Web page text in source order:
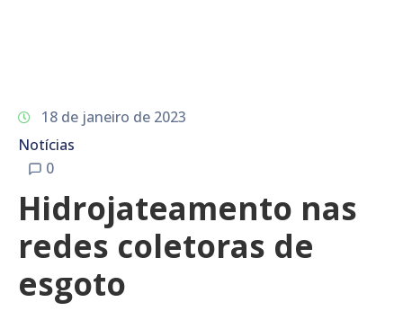
18 de janeiro de 2023
Notícias
0
Hidrojateamento nas
redes coletoras de
esgoto